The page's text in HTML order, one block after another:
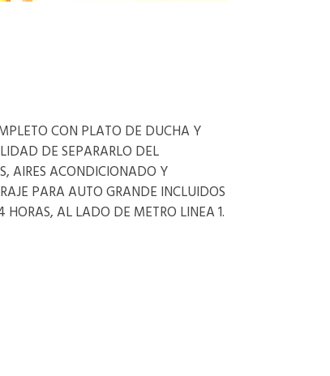
CON PLATO DE DUCHA Y
DE SEPARARLO DEL
AIRES ACONDICIONADO Y
PARA AUTO GRANDE INCLUIDOS
AL LADO DE METRO LINEA 1.